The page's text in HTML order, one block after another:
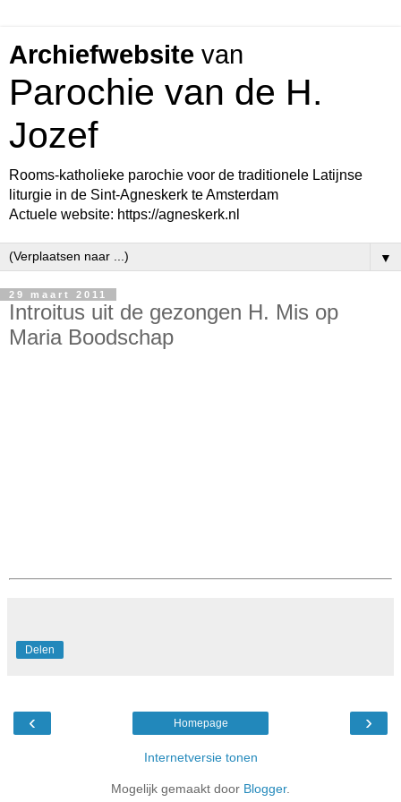
Archiefwebsite van
Parochie van de H.
Jozef
Rooms-katholieke parochie voor de traditionele Latijnse
liturgie in de Sint-Agneskerk te Amsterdam
Actuele website: https://agneskerk.nl
▼
29 maart 2011
Introitus uit de gezongen H. Mis op
Maria Boodschap
Delen
‹ ›
Homepage
Internetversie tonen
Mogelijk gemaakt door Blogger.